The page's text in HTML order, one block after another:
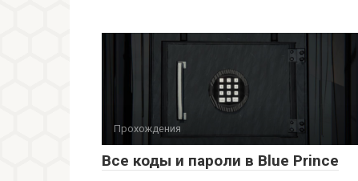
Прохождения
Все коды и пароли в Blue Prince